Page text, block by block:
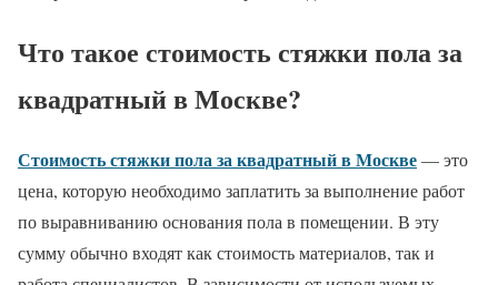
Что такое стоимость стяжки пола за
квадратный в Москве?
Стоимость стяжки пола за квадратный в Москве— это
цена, которую необходимо заплатить за выполнение работ
по выравниванию основания пола в помещении. В эту
сумму обычно входят как стоимость материалов, так и